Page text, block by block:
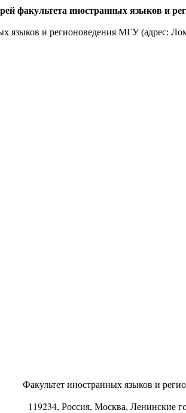
факультета иностранных языков и
языков и регионоведения МГУ (адрес:
Факультет иностранных языков и
119234, Россия, Москва, Ленинские